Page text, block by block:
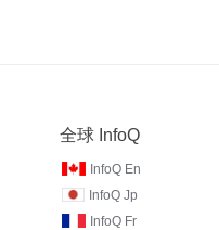
全球 InfoQ
InfoQ En
InfoQ Jp
InfoQ Fr